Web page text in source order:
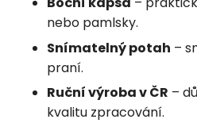
nebo pamlsky.
Snímatelný potah –
praní.
Ruční výroba v ČR –
kvalitu zpracování.